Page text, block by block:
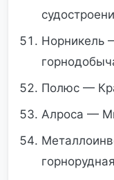
Норникель
Полюс —
Алроса —